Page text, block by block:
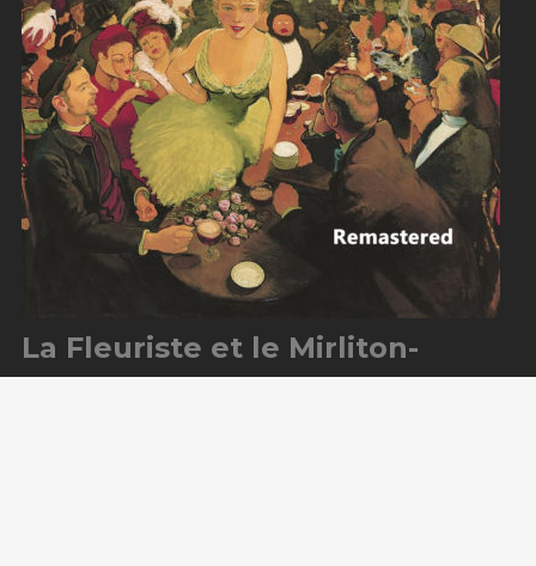
La Fleuriste et le Mirliton-